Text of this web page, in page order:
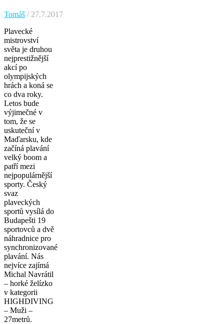
Tomáš / 27.7.2017
Plavecké
mistrovství
světa je druhou
nejprestižnější
akcí po
olympijských
hrách a koná se
co dva roky.
Letos bude
výjimečné v
tom, že se
uskuteční v
Maďarsku, kde
začíná plavání
velký boom a
patří mezi
nejpopulárnější
sporty. Český
svaz
plaveckých
sportů vysílá do
Budapešti 19
sportovců a dvě
náhradnice pro
synchronizované
plavání. Nás
nejvíce zajímá
Michal Navrátil
– horké želízko
v kategorii
HIGHDIVING
– Muži –
27metrů.